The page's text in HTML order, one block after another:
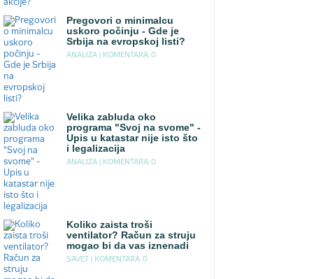
Pregovori o minimalcu
uskoro počinju - Gde je
Srbija na evropskoj listi?
ANALIZA | KOMENTARA: 0
Velika zabluda oko
programa "Svoj na svome" -
Upis u katastar nije isto što
i legalizacija
ANALIZA | KOMENTARA: 0
Koliko zaista troši
ventilator? Račun za struju
mogao bi da vas iznenadi
SAVET | KOMENTARA: 0